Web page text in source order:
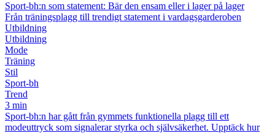
Sport-bh:n som statement: Bär den ensam eller i lager på lager
Från träningsplagg till trendigt statement i vardagsgarderoben
Utbildning
Utbildning
Mode
Träning
Stil
Sport-bh
Trend
3 min
Sport-bh:n har gått från gymmets funktionella plagg till ett
modeuttryck som signalerar styrka och självsäkerhet. Upptäck hur